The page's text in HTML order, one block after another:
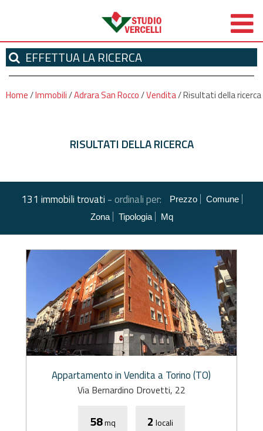
EFFETTUALA RICERCA
Home/Immobili/Adrara San Rocco/Vendita/Risultati della ricerca
RISULTATI DELLA RICERCA
131 immobili trovati -ordinali per: Prezzo
Comune
Zona
Tipologia Mq
Appartamento in Vendita a Torino (TO)
Via Bernardino Drovetti, 22
58mq 2 locali